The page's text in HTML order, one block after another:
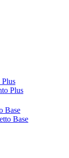
Plus
Base